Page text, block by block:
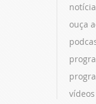
ouça
vídeos